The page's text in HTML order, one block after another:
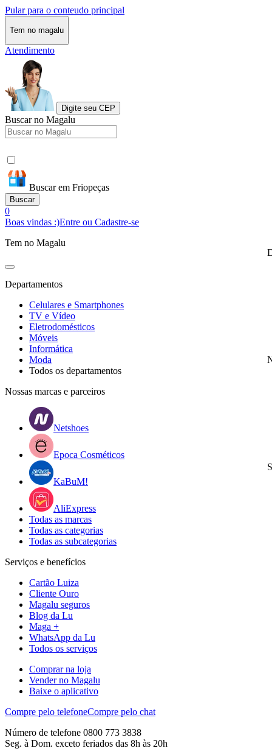
Pular para o conteudo principal
Tem no magalu
Atendimento
Digite seu CEP
Buscar no Magalu
Buscar em Friopeças
Buscar
0
Boas vindas :)Entre ou Cadastre-se
Tem no Magalu
Departamentos
Celulares e Smartphones
TV e Vídeo
Eletrodomésticos
Móveis
Informática
Moda
Todos os departamentos
Nossas marcas e parceiros
Netshoes
Epoca Cosméticos
KaBuM!
AliExpress
Todas as marcas
Todas as categorias
Todas as subcategorias
Serviços e benefícios
Cartão Luiza
Cliente Ouro
Magalu seguros
Blog da Lu
Maga +
WhatsApp da Lu
Todos os serviços
Comprar na loja
Vender no Magalu
Baixe o aplicativo
Compre pelo telefoneCompre pelo chat
Número de telefone 0800 773 3838
Seg. à Dom. exceto feriados das 8h às 20h